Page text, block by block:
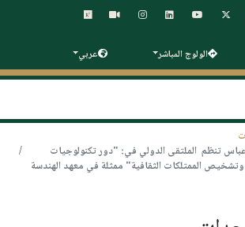
الولوج المباشر عربي
1 فرحات عباس تنظم الملتقى الدولي في: "دور تكنولوجيات
الممتلكات الثقافية" ممثلة في معهد الهندسة